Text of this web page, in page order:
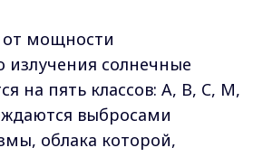
от мощности
излучения солнечные
на пять классов: A, B, C, M,
выбросами
облака которой,